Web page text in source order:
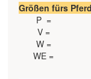
Größen fürs
P =
V =
W =
WE =